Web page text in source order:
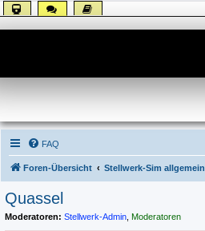
FAQ
Foren-Übersicht Stellwerk-Sim allgemein
Quassel
Moderatoren: Stellwerk-Admin Moderatoren